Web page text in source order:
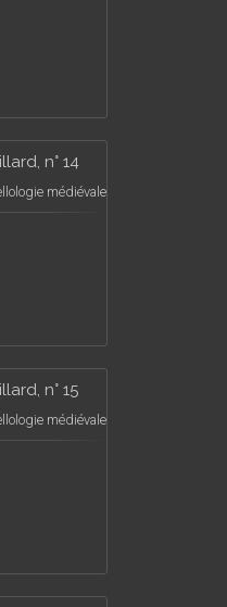
n° 14
médiévale
n° 15
médiévale